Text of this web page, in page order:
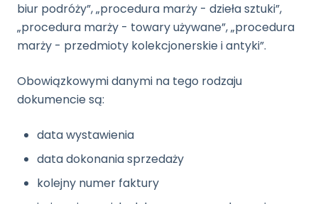
biur podróży”, „procedura marży - dzieła sztuki”,
„procedura marży - towary używane”, „procedura
marży - przedmioty kolekcjonerskie i antyki”.
Obowiązkowymi danymi na tego rodzaju
dokumencie są:
data wystawienia
data dokonania sprzedaży
kolejny numer faktury